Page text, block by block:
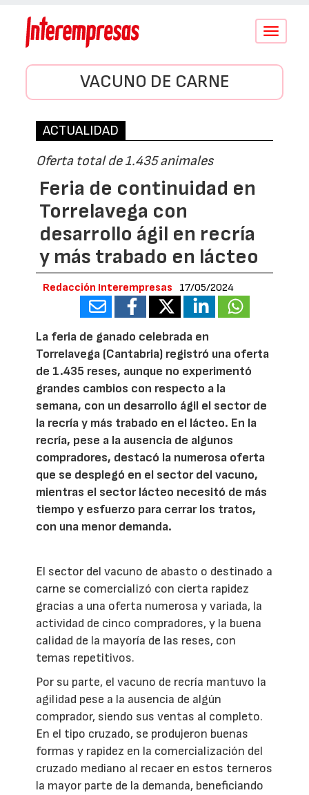
Conmutar
VACUNO DE CARNE
ACTUALIDAD
Oferta total de 1.435 animales
Feria de continuidad en
Torrelavega con
desarrollo ágil en recría
y más trabado en lácteo
Redacción Interempresas 17/05/2024
La feria de ganado celebrada en
Torrelavega (Cantabria) registró una oferta
de 1.435 reses, aunque no experimentó
grandes cambios con respecto a la
semana, con un desarrollo ágil el sector de
la recría y más trabado en el lácteo. En la
recría, pese a la ausencia de algunos
compradores, destacó la numerosa oferta
que se desplegó en el sector del vacuno,
mientras el sector lácteo necesitó de más
tiempo y esfuerzo para cerrar los tratos,
con una menor demanda.
El sector del vacuno de abasto o destinado a
carne se comercializó con cierta rapidez
gracias a una oferta numerosa y variada, la
actividad de cinco compradores, y la buena
calidad de la mayoría de las reses, con
temas repetitivos.
Por su parte, el vacuno de recría mantuvo la
agilidad pese a la ausencia de algún
comprador, siendo sus ventas al completo.
En el tipo cruzado, se produjeron buenas
formas y rapidez en la comercialización del
cruzado mediano al recaer en estos terneros
la mayor parte de la demanda, beneficiando